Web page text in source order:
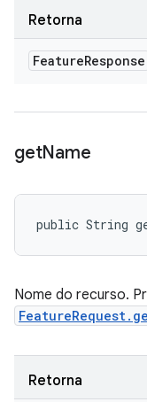
Retorna
FeatureResponse
getName
public String
Nome do recurso.
Retorna